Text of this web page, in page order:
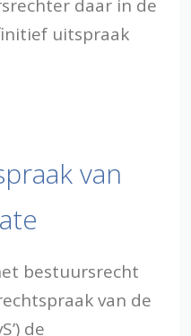
daar in de
uitspraak
van
bestuursrecht
van de
de